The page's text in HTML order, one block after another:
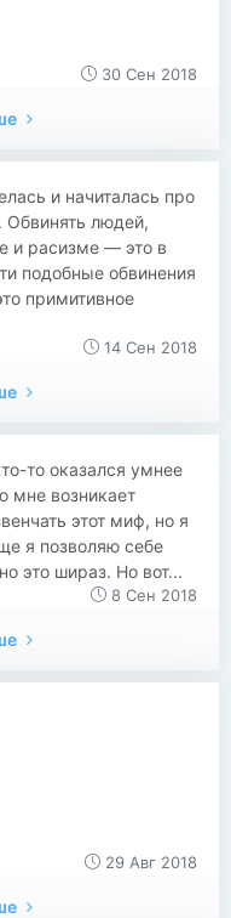
30 Сен 2018
и начиталась про
Обвинять людей,
и расизме — это в
подобные обвинения
примитивное
14 Сен 2018
то оказался умнее
мне возникает
этот миф, но я
я позволяю себе
это шираз. Но вот...
8 Сен 2018
29 Авг 2018